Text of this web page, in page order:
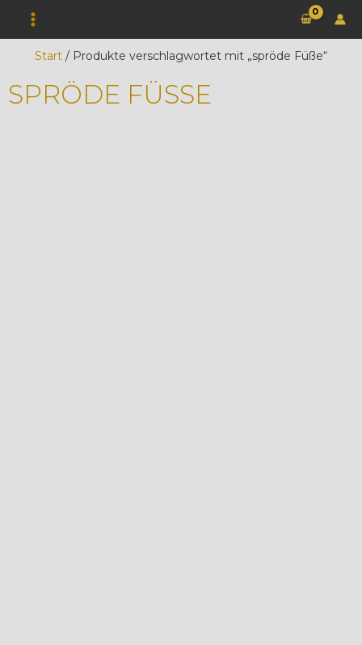
Inhalt
springen
Start / Produkte verschlagwortet mit „spröde Füße“
SPRÖDE FÜSSE